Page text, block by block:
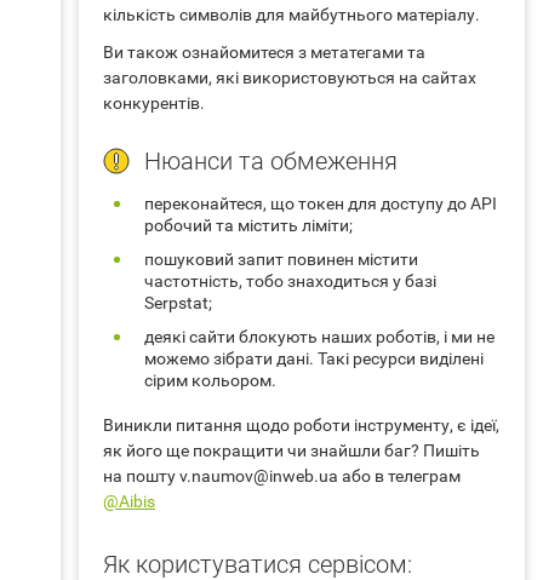
кількість символів для майбутнього матеріалу.
Ви також ознайомитеся з метатегами та
заголовками, які використовуються на сайтах
конкурентів.
Нюанси та обмеження
переконайтеся, що токен для доступу до API
робочий та містить ліміти;
пошуковий запит повинен містити
частотність, тобо знаходиться у базі
Serpstat;
деякі сайти блокують наших роботів, і ми не
можемо зібрати дані. Такі ресурси виділені
сірим кольором.
Виникли питання щодо роботи інструменту, є ідеї,
як його ще покращити чи знайшли баг? Пишіть
на пошту v.naumov@inweb.ua або в телеграм
@Aibis
Як користуватися сервісом: